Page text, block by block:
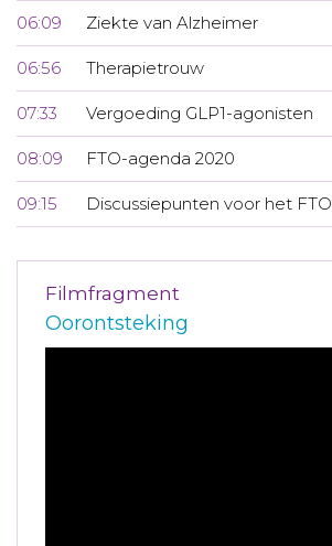
06:09 Ziekte van Alzheimer
06:56 Therapietrouw
07:33 Vergoeding GLP1-agonisten
08:09 FTO-agenda 2020
09:15 Discussiepunten voor het FTO
Filmfragment
Oorontsteking